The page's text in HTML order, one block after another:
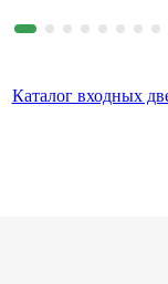
Каталог входных